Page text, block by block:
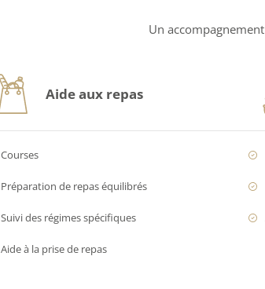
Un
Aide aux repas
Courses
Préparation de repas équilibrés
Suivi des régimes spécifiques
Aide à la prise de repas